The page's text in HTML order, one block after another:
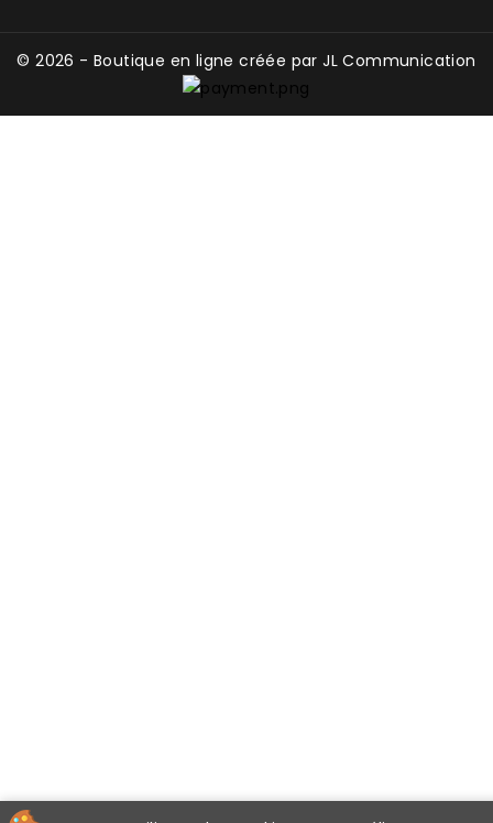
© 2026 - Boutique en ligne créée par JL Communication